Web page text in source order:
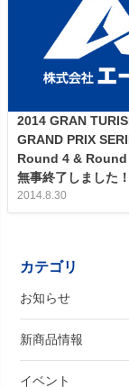
2014 GRAN
GRAND PRIX
Round 4 & Round
無事終了しました！
2014.8.30
カテゴリ
お知らせ
新商品情報
イベント